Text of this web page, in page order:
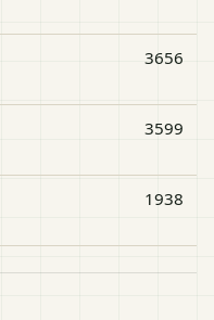
3656
3599
1938